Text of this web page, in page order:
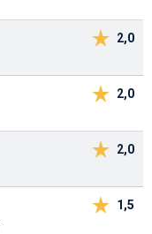
2,0
2,0
2,0
1,5